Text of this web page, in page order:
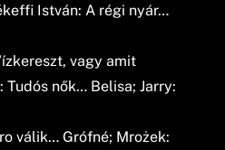
István: A régi nyár…
vagy amit
nők… Belisa; Jarry:
válik… Grófné; Mrożek: